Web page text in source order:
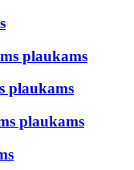
plaukams
plaukams
plaukams